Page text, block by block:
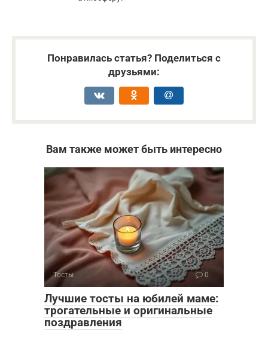
Понравилась статья? Поделиться с
друзьями:
Вам также может быть интересно
Тосты 0
Лучшие тосты на юбилей маме:
трогательные и оригинальные
поздравления